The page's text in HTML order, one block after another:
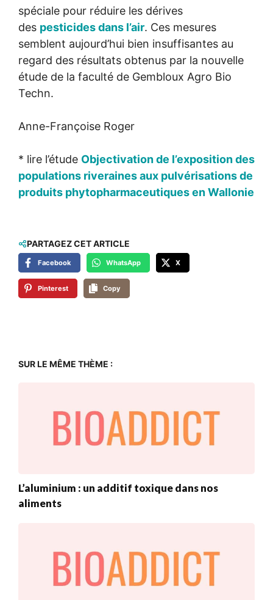
spéciale pour réduire les dérives
des pesticides dans l’air. Ces mesures
semblent aujourd’hui bien insuffisantes au
regard des résultats obtenus par la nouvelle
étude de la faculté de Gembloux Agro Bio
Techn.
Anne-Françoise Roger
* lire l’étude Objectivation de l’exposition des
populations riveraines aux pulvérisations de
produits phytopharmaceutiques en Wallonie
PARTAGEZ CET ARTICLE
Facebook WhatsApp X
Pinterest Copy
SUR LE MÊME THÈME :
L’aluminium : un additif toxique dans nos
aliments